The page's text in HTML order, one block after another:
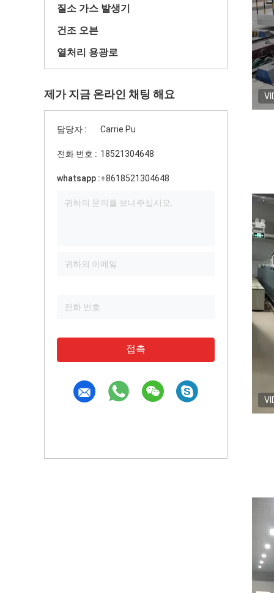
질소 가스 발생기
건조 오븐
열처리 용광로
제가 지금 온라인 채팅 해요
담당자 : Carrie Pu
전화 번호 : 18521304648
whatsapp :+8618521304648
접촉